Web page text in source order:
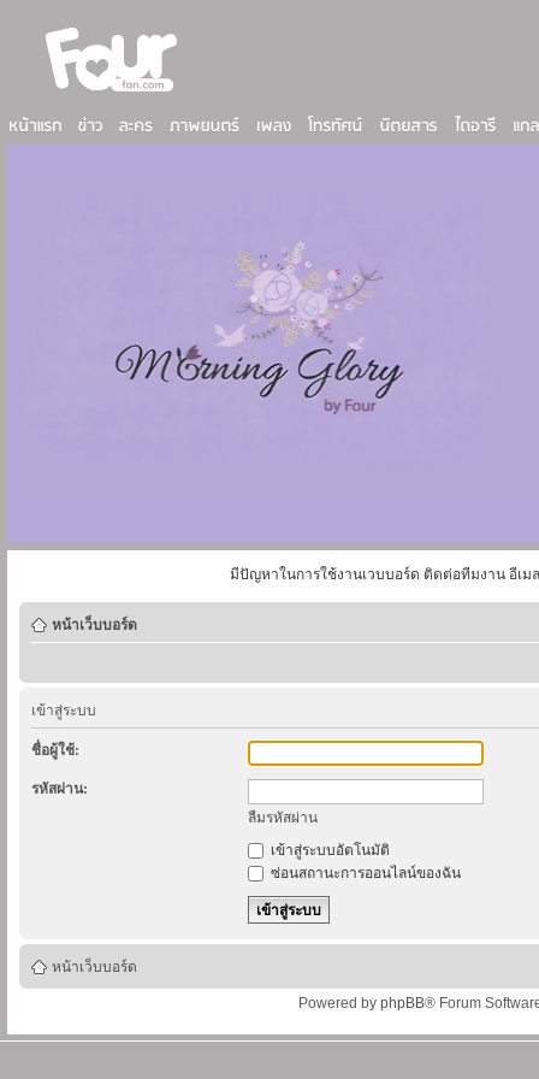
มีปัญหาในการใช้งานเวบบอร์ด ติดต่อทีมงาน อีเม
หน้าเว็บบอร์ด
เข้าสู่ระบบ
ชื่อผู้ใช้:
รหัสผ่าน:
ลืมรหัสผ่าน
เข้าสู่ระบบอัตโนมัติ
ซ่อนสถานะการออนไลน์ของฉัน
หน้าเว็บบอร์ด
Powered by phpBB® Forum